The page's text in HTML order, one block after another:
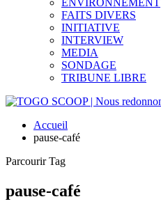
ENVIRONNEMENT
FAITS DIVERS
INITIATIVE
INTERVIEW
MEDIA
SONDAGE
TRIBUNE LIBRE
Accueil
pause-café
Parcourir Tag
pause-café